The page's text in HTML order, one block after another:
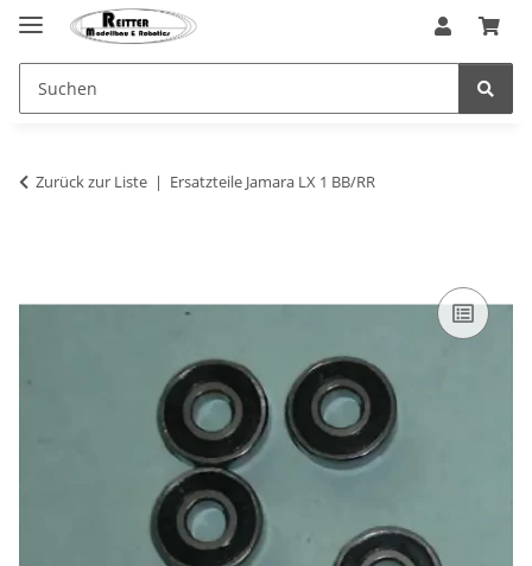
Zurück zur Liste Ersatzteile Jamara LX 1 BB/RR